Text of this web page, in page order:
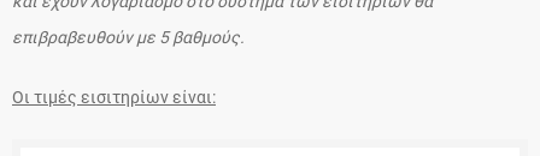
επιβραβευθούν με 5 βαθμούς.
Οι τιμές εισιτηρίων είναι: